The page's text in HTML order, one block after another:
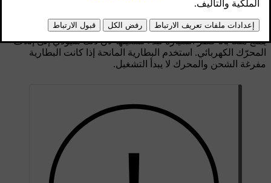
المساعدة على بدء التشغيل
يُمنع منعاً باتاً قَطر السيارة لبدء تشغيلها لأن ذلك سيؤدي إلى إتلاف
المحرّك الكهربائي. استخدم البطارية المانحة إذا كانت البطارية
مفرغة الشحن والمحرك لا يبدأ التشغيل.